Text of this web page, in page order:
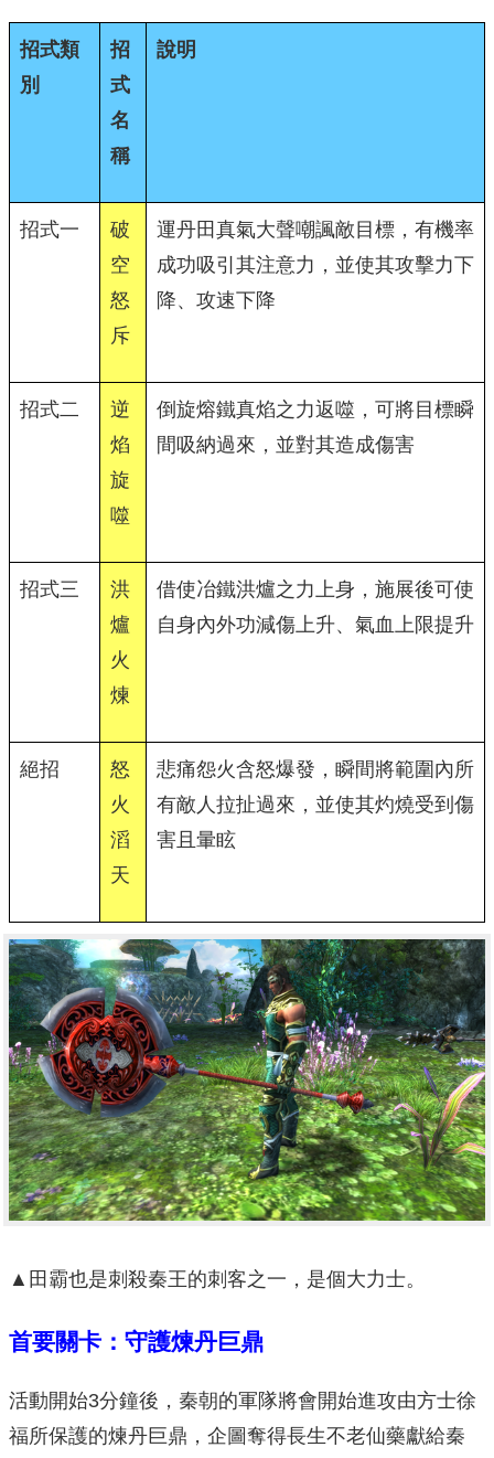
招式類
別
招
式
名
稱
說明
招式一
破
空
怒
斥
運丹田真氣大聲嘲諷敵目標，有機率
成功吸引其注意力，並使其攻擊力下
降、攻速下降
招式二
逆
焰
旋
噬
倒旋熔鐵真焰之力返噬，可將目標瞬
間吸納過來，並對其造成傷害
招式三
洪
爐
火
煉
借使冶鐵洪爐之力上身，施展後可使
自身內外功減傷上升、氣血上限提升
絕招
怒
火
滔
天
悲痛怨火含怒爆發，瞬間將範圍內所
有敵人拉扯過來，並使其灼燒受到傷
害且暈眩
▲田霸也是刺殺秦王的刺客之一，是個大力士。
首要關卡：守護煉丹巨鼎
活動開始3分鐘後，秦朝的軍隊將會開始進攻由方士徐
福所保護的煉丹巨鼎，企圖奪得長生不老仙藥獻給秦